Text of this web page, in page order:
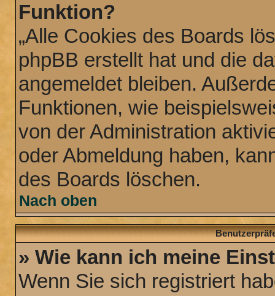
Funktion?
„Alle Cookies des Boards
phpBB erstellt hat und die
angemeldet bleiben.
Funktionen, wie
von der Administration
oder Abmeldung haben,
des Boards löschen.
Nach oben
» Wie kann ich meine
Wenn Sie sich registriert